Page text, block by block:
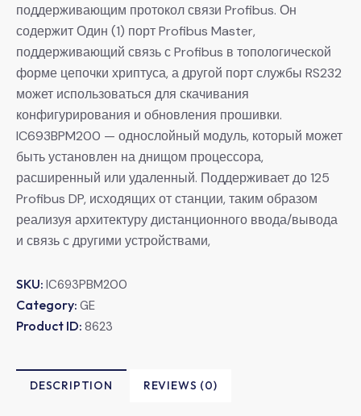
поддерживающим протокол связи Profibus. Он
содержит Один (1) порт Profibus Master,
поддерживающий связь с Profibus в топологической
форме цепочки хриптуса, а другой порт службы RS232
может использоваться для скачивания
конфигурирования и обновления прошивки.
IC693BPM200 — однослойный модуль, который может
быть установлен на днищом процессора,
расширенный или удаленный. Поддерживает до 125
Profibus DP, исходящих от станции, таким образом
реализуя архитектуру дистанционного ввода/вывода
и связь с другими устройствами,
SKU: IC693PBM200
Category: GE
Product ID: 8623
DESCRIPTION REVIEWS (0)